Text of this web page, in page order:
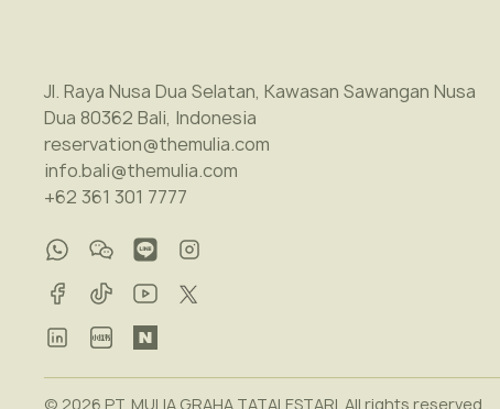
Jl. Raya Nusa Dua Selatan, Kawasan Sawangan Nusa
Dua 80362 Bali, Indonesia
reservation@themulia.com
info.bali@themulia.com
+62 361 301 7777
© 2026 PT. MULIA GRAHA TATALESTARI. All rights reserved.